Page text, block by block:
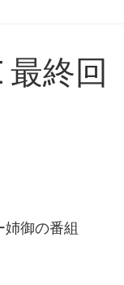
最終回
御の番組